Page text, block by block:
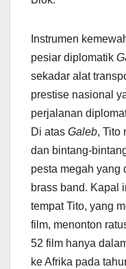
Instrumen
pesiar diplomatik
sekadar alat
prestise nasional
perjalanan
Di atas Galeb, Tito
dan bintang-
pesta megah yang
brass band. Kapal
tempat Tito, yang
film, menonton
52 film hanya
ke Afrika pada